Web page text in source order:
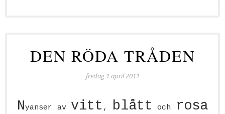
DEN RÖDA TRÅDEN
fredag 1 april 2011
Nyanser av vitt , blått och rosa